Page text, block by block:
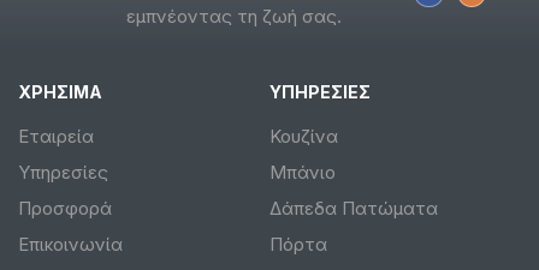
εμπνέοντας τη ζωή σας.
ΧΡΗΣΙΜΑ
Εταιρεία
Υπηρεσίες
Προσφορά
Επικοινωνία
ΥΠΗΡΕΣΙΕΣ
Κουζίνα
Μπάνιο
Δάπεδα Πατώματα
Πόρτα